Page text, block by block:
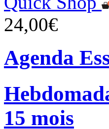
24,00€
Agenda
15 mois